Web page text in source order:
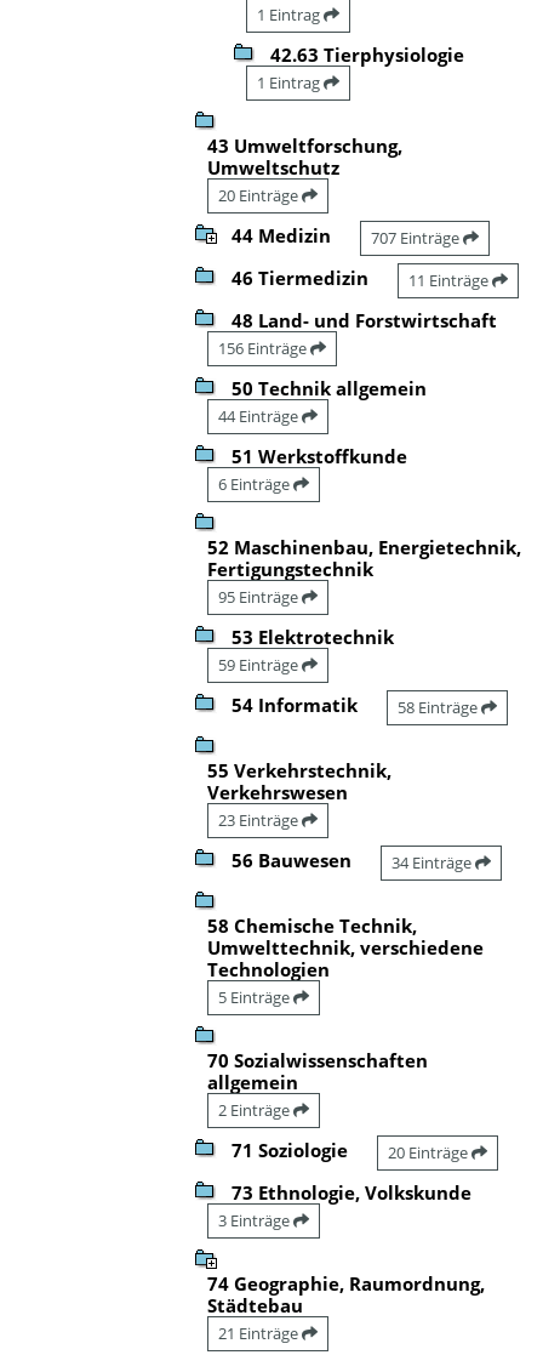
1 Eintrag
42.63 Tierphysiologie
1 Eintrag
43 Umweltforschung,
Umweltschutz
20 Einträge
44 Medizin 707 Einträge
46 Tiermedizin 11 Einträge
48 Land- und Forstwirtschaft
156 Einträge
50 Technik allgemein
44 Einträge
51 Werkstoffkunde
6 Einträge
52 Maschinenbau, Energietechnik,
Fertigungstechnik
95 Einträge
53 Elektrotechnik
59 Einträge
54 Informatik 58 Einträge
55 Verkehrstechnik,
Verkehrswesen
23 Einträge
56 Bauwesen 34 Einträge
58 Chemische Technik,
Umwelttechnik, verschiedene
Technologien
5 Einträge
70 Sozialwissenschaften
allgemein
2 Einträge
71 Soziologie 20 Einträge
73 Ethnologie, Volkskunde
3 Einträge
74 Geographie, Raumordnung,
Städtebau
21 Einträge